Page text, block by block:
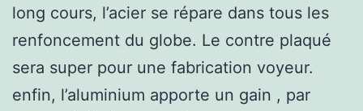
long cours, l’acier se répare dans tous les
renfoncement du globe. Le contre plaqué
sera super pour une fabrication voyeur.
enfin, l’aluminium apporte un gain , par